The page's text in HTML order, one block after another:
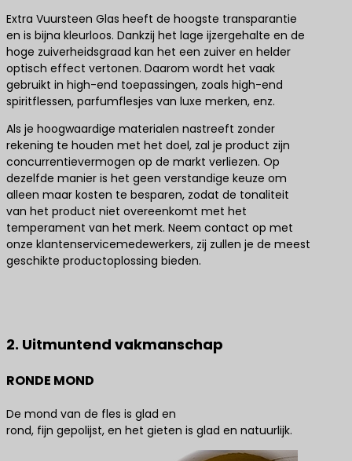
Extra Vuursteen Glas heeft de hoogste transparantie
en is bijna kleurloos. Dankzij het lage ijzergehalte en de
hoge zuiverheidsgraad kan het een zuiver en helder
optisch effect vertonen. Daarom wordt het vaak
gebruikt in high-end toepassingen, zoals high-end
spiritflessen, parfumflesjes van luxe merken, enz.
Als je hoogwaardige materialen nastreeft zonder
rekening te houden met het doel, zal je product zijn
concurrentievermogen op de markt verliezen. Op
dezelfde manier is het geen verstandige keuze om
alleen maar kosten te besparen, zodat de tonaliteit
van het product niet overeenkomt met het
temperament van het merk. Neem contact op met
onze klantenservicemedewerkers, zij zullen je de meest
geschikte productoplossing bieden.
2. Uitmuntend vakmanschap
RONDE MOND
De mond van de fles is glad en
rond, fijn gepolijst, en het gieten is glad en natuurlijk.